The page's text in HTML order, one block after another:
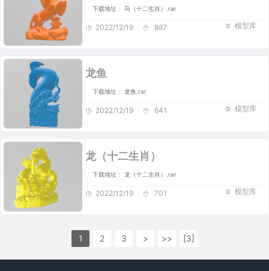
下载地址： 马（十二生肖）.rar
模型库
2022/12/19 887
龙鱼
下载地址： 龙鱼.rar
模型库
2022/12/19 641
龙（十二生肖）
下载地址： 龙（十二生肖）.rar
模型库
2022/12/19 701
1 2 3 > >> [3]